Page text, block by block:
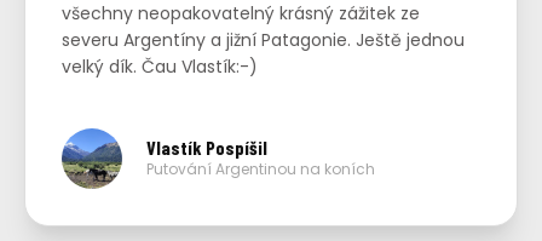
všechny neopakovatelný krásný zážitek ze
severu Argentíny a jižní Patagonie. Ještě jednou
velký dík. Čau Vlastík:-)
Vlastík Pospíšil
Putování Argentinou na koních